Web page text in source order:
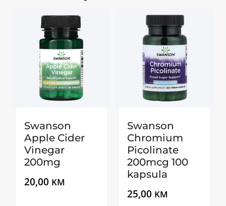
Swanson
Apple Cider
Vinegar
200mg
20,00 KM
Swanson
Chromium
Picolinate
200mcg 100
kapsula
25,00 KM